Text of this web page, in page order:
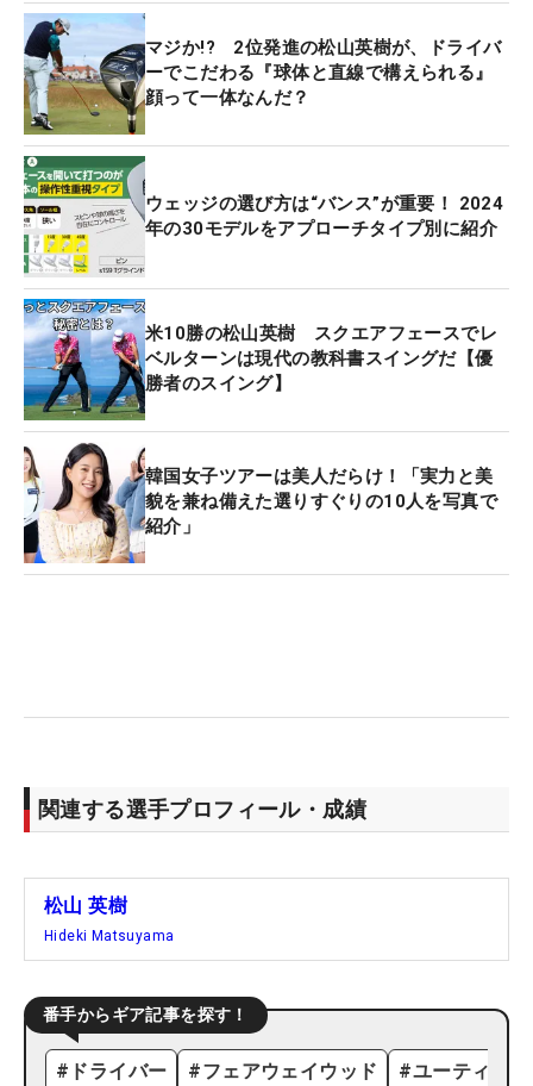
マジか!? 2位発進の松山英樹が、ドライバ
ーでこだわる『球体と直線で構えられる』
顔って一体なんだ？
ウェッジの選び方は“バンス”が重要！ 2024
年の30モデルをアプローチタイプ別に紹介
米10勝の松山英樹 スクエアフェースでレ
ベルターンは現代の教科書スイングだ【優
勝者のスイング】
韓国女子ツアーは美人だらけ！「実力と美
貌を兼ね備えた選りすぐりの10人を写真で
紹介」
関連する選手プロフィール・成績
松山 英樹
Hideki Matsuyama
番手からギア記事を探す！
# ドライバー #フェアウェイウッド #ユーティリ